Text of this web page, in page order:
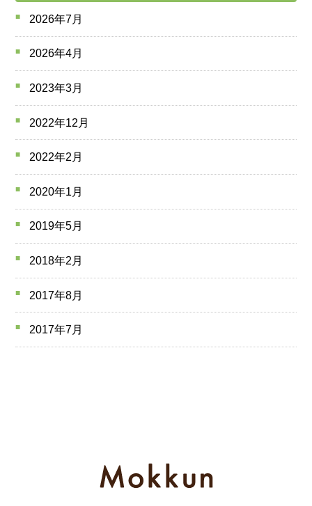
2026年7月
2026年4月
2023年3月
2022年12月
2022年2月
2020年1月
2019年5月
2018年2月
2017年8月
2017年7月